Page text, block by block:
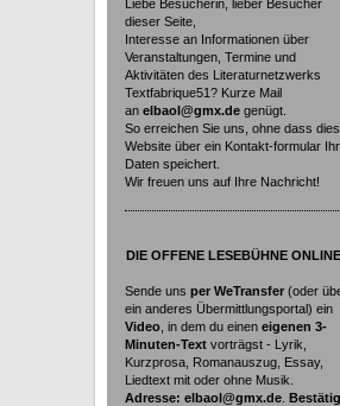
Liebe Besucherin, lieber Besucher
dieser Seite,
Interesse an Informationen über
Veranstaltungen, Termine und
Aktivitäten des Literaturnetzwerks
Textfabrique51? Kurze Mail
an elbaol@gmx.de genügt.
So erreichen Sie uns, ohne dass
Website über ein Kontakt-formular
Daten speichert.
Wir freuen uns auf Ihre Nachricht!
DIE OFFENE LESEBÜHNE
Sende uns per WeTransfer (oder
ein anderes Übermittlungsportal) ein
Video , in dem du einen eigenen 3-
Minuten-Text vorträgst - Lyrik,
Kurzprosa, Romanauszug, Essay,
Liedtext mit oder ohne Musik.
Adresse: elbaol@gmx.de